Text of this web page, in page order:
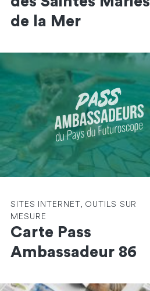
de la Mer
SITES INTERNET, OUTILS SUR
MESURE
Carte Pass
Ambassadeur 86